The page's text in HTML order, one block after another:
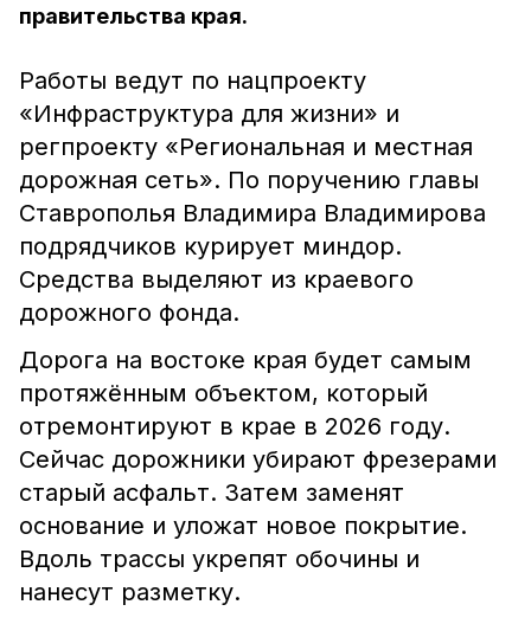
правительства края.
Работы ведут по нацпроекту
«Инфраструктура для жизни» и
регпроекту «Региональная и местная
дорожная сеть». По поручению главы
Ставрополья Владимира Владимирова
подрядчиков курирует миндор.
Средства выделяют из краевого
дорожного фонда.
Дорога на востоке края будет самым
протяжённым объектом, который
отремонтируют в крае в 2026 году.
Сейчас дорожники убирают фрезерами
старый асфальт. Затем заменят
основание и уложат новое покрытие.
Вдоль трассы укрепят обочины и
нанесут разметку.